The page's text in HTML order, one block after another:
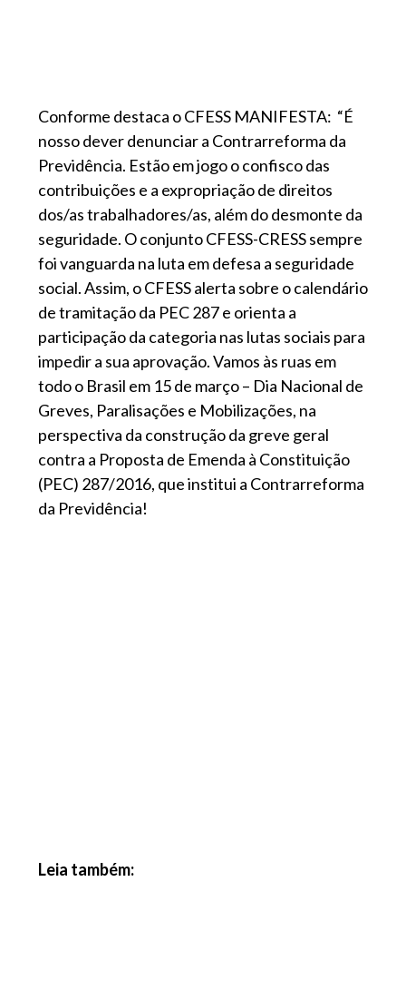
Conforme destaca o CFESS MANIFESTA: “É
nosso dever denunciar a Contrarreforma da
Previdência. Estão em jogo o confisco das
contribuições e a expropriação de direitos
dos/as trabalhadores/as, além do desmonte da
seguridade. O conjunto CFESS-CRESS sempre
foi vanguarda na luta em defesa a seguridade
social. Assim, o CFESS alerta sobre o calendário
de tramitação da PEC 287 e orienta a
participação da categoria nas lutas sociais para
impedir a sua aprovação. Vamos às ruas em
todo o Brasil em 15 de março – Dia Nacional de
Greves, Paralisações e Mobilizações, na
perspectiva da construção da greve geral
contra a Proposta de Emenda à Constituição
(PEC) 287/2016, que institui a Contrarreforma
da Previdência!
Leia também: